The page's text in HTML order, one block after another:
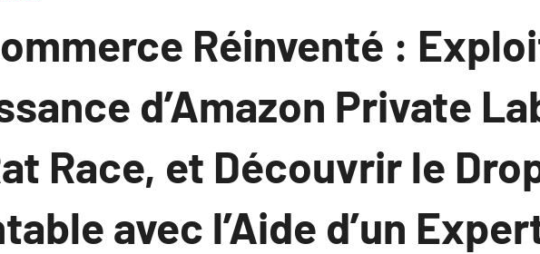
Réinventé :
d’Amazon Private
Race, et Découvrir le
avec l’Aide d’un